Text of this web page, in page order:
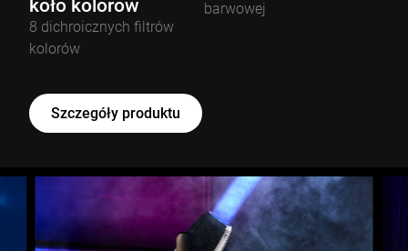
koło kolorów
8 dichroicznych filtrów
kolorów
barwowej
Szczegóły produktu